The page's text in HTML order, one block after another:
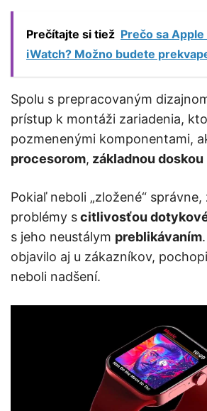
Prečítajte si tiež Prečo sa
iWatch? Možno budete
Spolu s prepracovaným
prístup k montáži zariadenia,
pozmenenými komponentami,
procesorom, základnou doskou
Pokiaľ neboli „zložené“
problémy scitlivosťou
s jeho neustálym preblikávaním
objavilo aj u zákazníkov,
neboli nadšení.